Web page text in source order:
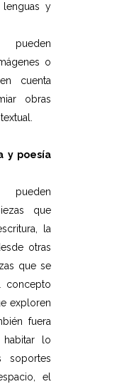
lenguas y
pueden
o
cuenta
obras
y poesía
pueden
que
la
otras
que se
concepto
exploren
fuera
lo
soportes
el